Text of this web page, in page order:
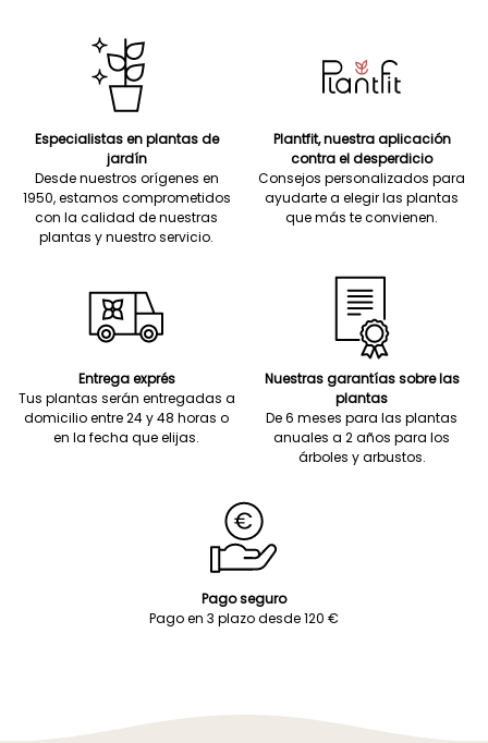
Especialistas en plantas de
jardín
Desde nuestros orígenes en
1950, estamos comprometidos
con la calidad de nuestras
plantas y nuestro servicio.
Plantfit, nuestra aplicación
contra el desperdicio
Consejos personalizados para
ayudarte a elegir las plantas
que más te convienen.
Entrega exprés
Tus plantas serán entregadas a
domicilio entre 24 y 48 horas o
en la fecha que elijas.
Nuestras garantías sobre las
plantas
De 6 meses para las plantas
anuales a 2 años para los
árboles y arbustos.
Pago seguro
Pago en 3 plazo desde 120 €